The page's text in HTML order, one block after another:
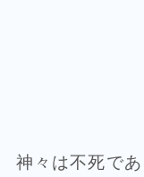
神々は不死で